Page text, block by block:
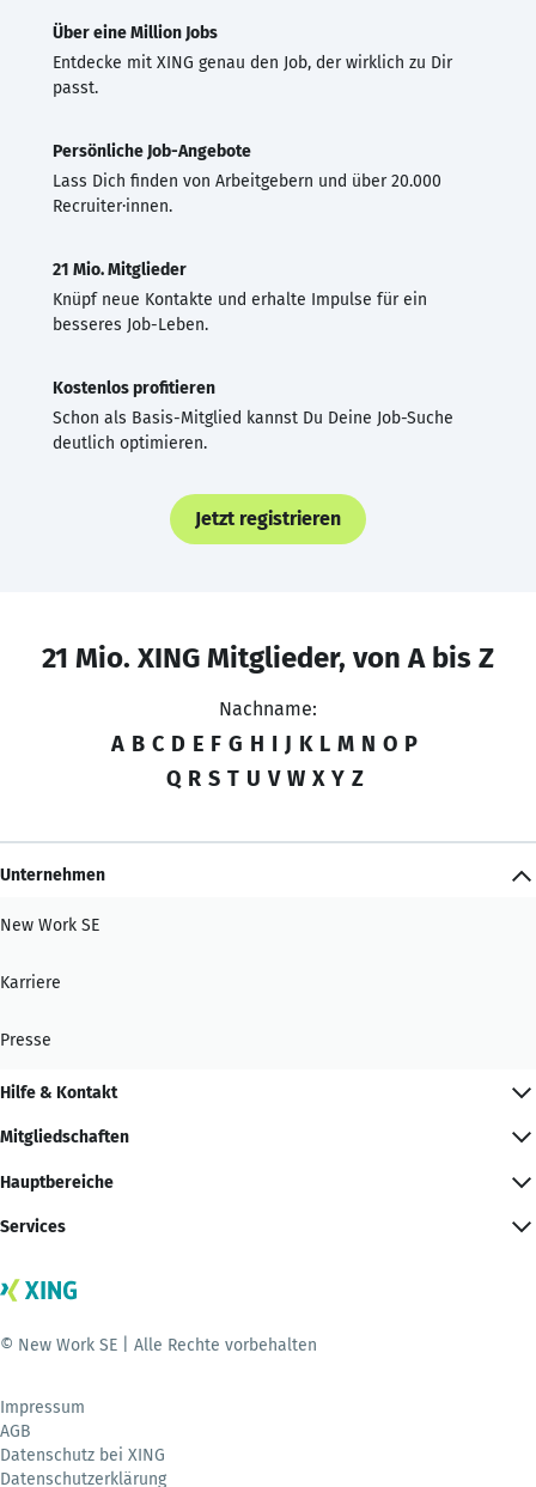
Über eine Million Jobs
Entdecke mit XING genau den Job, der wirklich zu Dir
passt.
Persönliche Job-Angebote
Lass Dich finden von Arbeitgebern und über 20.000
Recruiter·innen.
21 Mio. Mitglieder
Knüpf neue Kontakte und erhalte Impulse für ein
besseres Job-Leben.
Kostenlos profitieren
Schon als Basis-Mitglied kannst Du Deine Job-Suche
deutlich optimieren.
Jetzt registrieren
21 Mio. XING Mitglieder, von A bis Z
Nachname:
A B C D E F G H I J K L M N O P
Q R S T U V W X Y Z
Unternehmen
New Work SE
Karriere
Presse
Hilfe & Kontakt
Mitgliedschaften
Hauptbereiche
Services
© New Work SE | Alle Rechte vorbehalten
Impressum
AGB
Datenschutz bei XING
Datenschutzerklärung